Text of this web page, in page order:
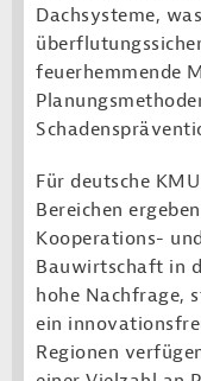
Dachsysteme,
feuerhemmende
Für deutsche
Bereichen
Kooperations-
Bauwirtschaft in
hohe Nachfrage,
ein
Regionen